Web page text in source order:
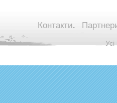
Контакти.
©